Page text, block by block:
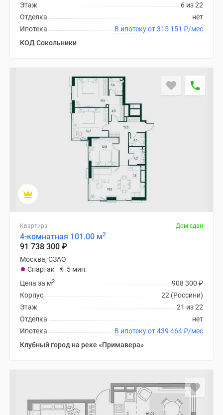
6 из 22
Этаж
нет
Отделка
В ипотеку от 315 151 ₽/мес
Ипотека
КОД Сокольники
Квартира Дом сдан
4-комнатная 101.00 м2
91 738 300 ₽
Москва, СЗАО
Спартак
5 мин.
908 300 ₽
Цена за м2
22 (Россини)
Корпус
21 из 22
Этаж
нет
Отделка
В ипотеку от 439 464₽/мес
Ипотека
Клубный город на реке «Примавера»